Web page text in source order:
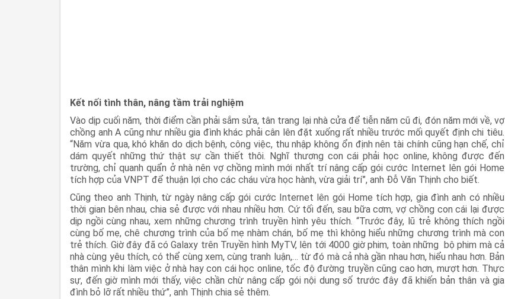
Kết nối tình thân, nâng tầm trải nghiệm
Vào dịp cuối năm, thời điểm cần phải sắm sửa, tân trang lại nhà cửa để tiễn năm cũ đi, đón năm mới về, vợ
chồng anh A cũng như nhiều gia đình khác phải cân lên đặt xuống rất nhiều trước mối quyết định chi tiêu.
“Năm vừa qua, khó khăn do dịch bệnh, công việc, thu nhập không ổn định nên tài chính cũng hạn chế, chỉ
dám quyết những thứ thật sự cần thiết thôi. Nghĩ thương con cái phải học online, không được đến
trường, chỉ quanh quẩn ở nhà nên vợ chồng mình mới nhất trí nâng cấp gói cước Internet lên gói Home
tích hợp của VNPT để thuận lợi cho các cháu vừa học hành, vừa giải trí”, anh Đỗ Văn Thịnh cho biết.
Cũng theo anh Thịnh, từ ngày nâng cấp gói cước Internet lên gói Home tích hợp, gia đình anh có nhiều
thời gian bên nhau, chia sẻ được với nhau nhiều hơn. Cứ tối đến, sau bữa cơm, vợ chồng con cái lại được
dịp ngồi cùng nhau, xem những chương trình truyền hình yêu thích. “Trước đây, lũ trẻ không thích ngồi
cùng bố mẹ, chê chương trình của bố mẹ nhàm chán, bố mẹ thì không hiểu những chương trình mà con
trẻ thích. Giờ đây đã có Galaxy trên Truyền hình MyTV, lên tới 4000 giờ phim, toàn những bộ phim mà cả
nhà cùng yêu thích, có thể cùng xem, cùng tranh luận,… từ đó mà cả nhà gần nhau hơn, hiểu nhau hơn. Bản
thân mình khi làm việc ở nhà hay con cái học online, tốc độ đường truyền cũng cao hơn, mượt hơn. Thực
sự, đến giờ mình mới thấy, việc chần chừ nâng cấp gói nội dung số trước đây đã khiến bản thân và gia
đình bỏ lỡ rất nhiều thứ”, anh Thịnh chia sẻ thêm.